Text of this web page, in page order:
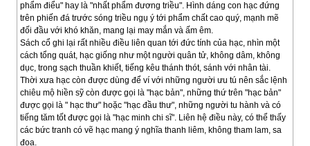
phẩm điểu" hay là "nhất phẩm đương triều". Hình dáng con hạc đứng
trên phiến đá trước sóng triều ngụ ý tới phẩm chất cao quý, mạnh mẽ
đối đầu với khó khăn, mang lại may mắn và ấm êm.
Sách cổ ghi lại rất nhiều điều liên quan tới đức tính của hạc, nhìn một
cách tổng quát, hạc giống như một người quân tử, không dâm, không
dục, trong sạch thuần khiết, tiếng kêu thánh thót, sánh với nhân tài.
Thời xưa hạc còn được dùng để ví với những người ưu tú nên sắc lệnh
chiêu mộ hiền sỹ còn được gọi là "hạc bản", những thứ trên "hạc bản"
được gọi là " hạc thư" hoặc "hạc đầu thư", những người tu hành và có
tiếng tăm tốt được gọi là "hạc minh chi sĩ". Liên hệ điều này, có thể thấy
các bức tranh có vẽ hạc mang ý nghĩa thanh liêm, không tham lam, sa
đọa.